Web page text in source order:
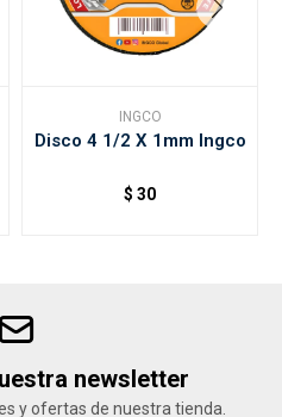
INGCO
Disco 4 1/2 X 1mm Ingco
$ 30
newsletter
y ofertas de nuestra tienda.